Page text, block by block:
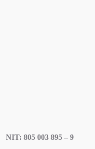
NIT: 805 003 895 – 9